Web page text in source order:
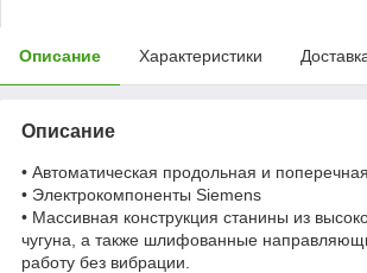
Описание Характеристики
Описание
• Автоматическая продольная и
• Электрокомпоненты Siemens
• Массивная конструкция станины из
чугуна, а также шлифованные
работу без вибрации.